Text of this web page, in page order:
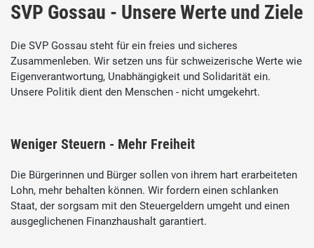
SVP Gossau - Unsere Werte und Ziele
Die SVP Gossau steht für ein freies und sicheres
Zusammenleben. Wir setzen uns für schweizerische Werte wie
Eigenverantwortung, Unabhängigkeit und Solidarität ein.
Unsere Politik dient den Menschen - nicht umgekehrt.
Weniger Steuern - Mehr Freiheit
Die Bürgerinnen und Bürger sollen von ihrem hart erarbeiteten
Lohn, mehr behalten können. Wir fordern einen schlanken
Staat, der sorgsam mit den Steuergeldern umgeht und einen
ausgeglichenen Finanzhaushalt garantiert.